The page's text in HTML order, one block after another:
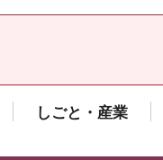
しごと・産業